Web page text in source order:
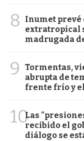
8
Inumet prevé
extratropical
madrugada
9
Tormentas,
abrupta de
frente frío y
10Las
recibido el
diálogo se